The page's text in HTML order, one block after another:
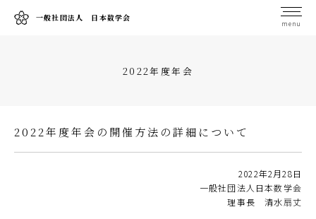
一般社団法人 日本数学会
menu
2022年度年会
2022年度年会の開催方法の詳細について
2022年2月28日
一般社団法人日本数学会
理事長 清水扇丈